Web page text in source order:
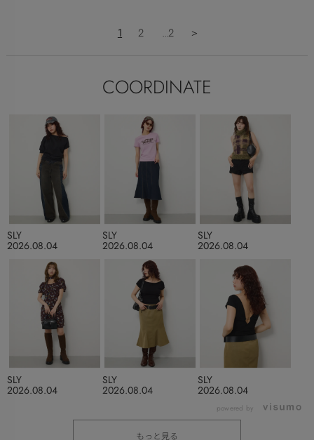
1 2 ...2 ＞
COORDINATE
2026.08.04
SLY
2026.08.04
SLY
2026.08.04
SLY
2026.08.04
SLY
2026.08.04
SLY
2026.08.04
SLY
powered by
もっと見る